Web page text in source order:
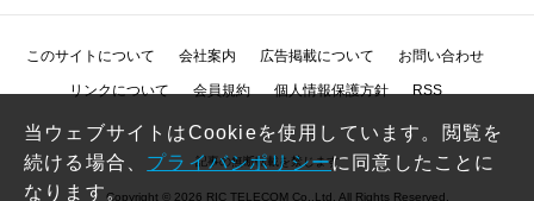
このサイトについて 会社案内 広告掲載について お問い合わせ
リンクについて 会員規約 個人情報保護方針 RSS
記事の無断転載を禁じます
Copyright © 2026 RIC TELECOM Co.,Ltd. All Rights Reserved.
当ウェブサイトはCookieを使用しています。閲覧を
続ける場合、 プライバシポリシーに同意したことに
なります。